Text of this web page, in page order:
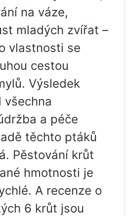
na váze,
mladých zvířat –
vlastnosti se
cestou
Výsledek
všechna
a péče
těchto ptáků
Pěstování krůt
hmotnosti je
A recenze o
6 krůt jsou